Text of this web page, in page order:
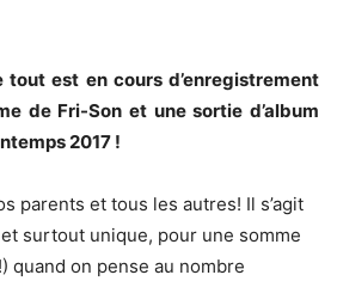
est en cours d’enregistrement
de Fri-Son et une sortie d’album
2017 !
parents et tous les autres! Il s’agit
surtout unique, pour une somme
quand on pense au nombre